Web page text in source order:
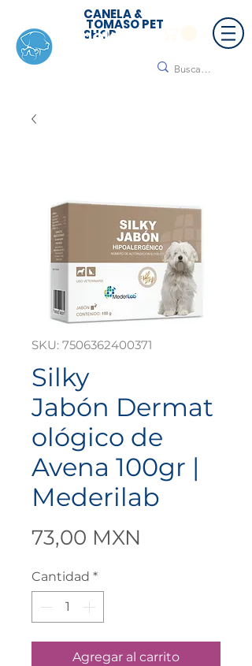
CANELA &
TOMASO PET
SHOP
SKU: 7506362400371
Silky
Jabón Dermat
ológico de
Avena 100gr |
Mederilab
73,00 MXN
Cantidad *
Agregar al carrito